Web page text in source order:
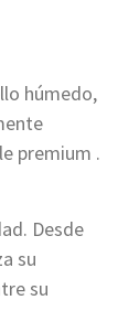
húmedo,
premium .
Desde
su
su